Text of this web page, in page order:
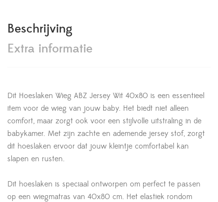
Beschrijving
Extra informatie
Dit Hoeslaken Wieg ABZ Jersey Wit 40x80 is een essentieel
item voor de wieg van jouw baby. Het biedt niet alleen
comfort, maar zorgt ook voor een stijlvolle uitstraling in de
babykamer. Met zijn zachte en ademende jersey stof, zorgt
dit hoeslaken ervoor dat jouw kleintje comfortabel kan
slapen en rusten.
Dit hoeslaken is speciaal ontworpen om perfect te passen
op een wiegmatras van 40x80 cm. Het elastiek rondom